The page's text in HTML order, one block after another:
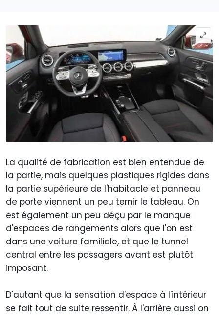
La qualité de fabrication est bien entendue de
la partie, mais quelques plastiques rigides dans
la partie supérieure de l'habitacle et panneau
de porte viennent un peu ternir le tableau. On
est également un peu déçu par le manque
d'espaces de rangements alors que l'on est
dans une voiture familiale, et que le tunnel
central entre les passagers avant est plutôt
imposant.
D'autant que la sensation d'espace à l'intérieur
se fait tout de suite ressentir. À l'arrière aussi on